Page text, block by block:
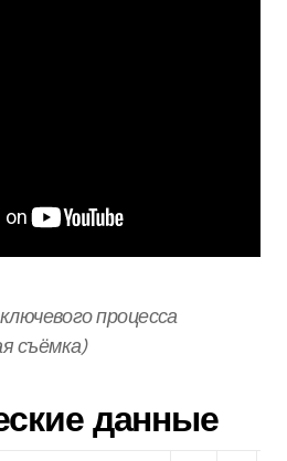
процесса
съёмка)
данные